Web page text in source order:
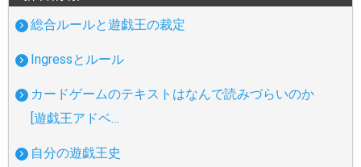
総合ルールと遊戯王の裁定
Ingressとルール
カードゲームのテキストはなんで読みづらいのか
[遊戯王アドベ…
自分の遊戯王史